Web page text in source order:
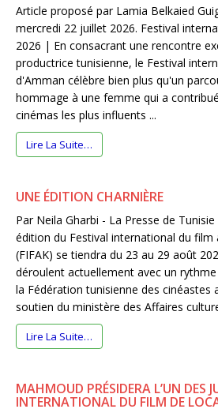
Article proposé par Lamia Belkaied
mercredi 22 juillet 2026. Festival
2026 | En consacrant une rencontre
productrice tunisienne, le Festival
d'Amman célèbre bien plus qu'un
hommage à une femme qui a
cinémas les plus influents ...
Lire La Suite…
UNE ÉDITION CHARNIÈRE
Par Neila Gharbi - La Presse de
édition du Festival international du film
(FIFAK) se tiendra du 23 au 29 août
déroulent actuellement avec un
la Fédération tunisienne des cinéastes
soutien du ministère des Affaires
Lire La Suite…
MAHMOUD PRÉSIDERA L’UN DES
INTERNATIONAL DU FILM DE